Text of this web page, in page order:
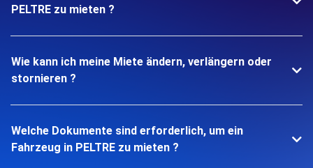
PELTRE zu mieten ?
Wie kann ich meine Miete ändern, verlängern oder
stornieren ?
Welche Dokumente sind erforderlich, um ein
Fahrzeug in PELTRE zu mieten ?